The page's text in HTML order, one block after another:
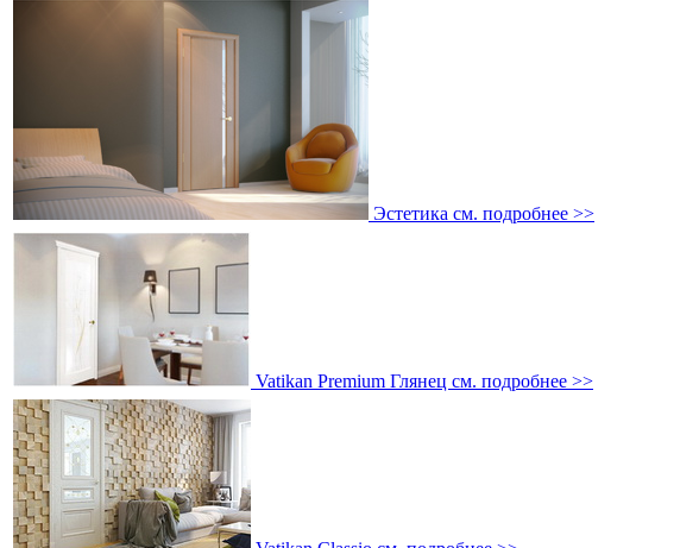
Эстетика см. подробнее >>
Vatikan Premium Глянец см. подробнее >>